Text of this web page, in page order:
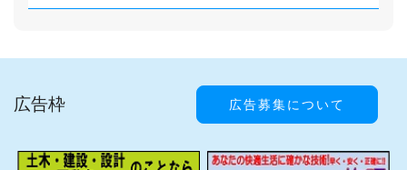
広告枠 広告募集について